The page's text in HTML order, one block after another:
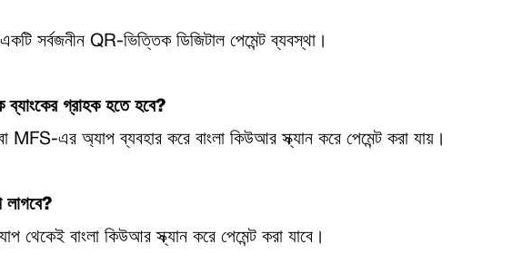
সর্বজনীন QR-ভিত্তিক ডিজিটাল পেমেন্ট ব্যবস্থা।
ব্যাংকের গ্রাহক হতে হবে?
MFS-এর অ্যাপ ব্যবহার করে বাংলা কিউআর স্ক্যান করে পেমেন্ট করা যায়।
লাগবে?
বাংলা কিউআর স্ক্যান করে পেমেন্ট করা যাবে।